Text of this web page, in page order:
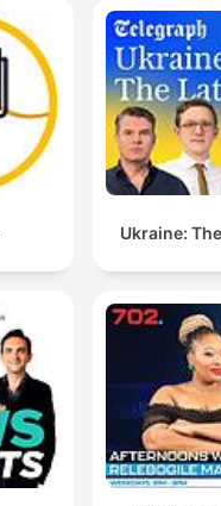
adicional de presión
vinculados.
Ukraine: